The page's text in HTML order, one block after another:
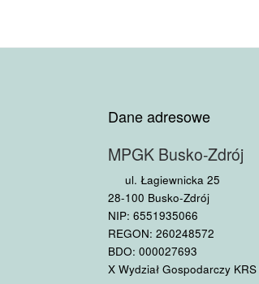
Dane adresowe
MPGK Busko-Zdrój
ul. Łagiewnicka 25
28-100 Busko-Zdrój
NIP: 6551935066
REGON: 260248572
BDO: 000027693
X Wydział Gospodarczy